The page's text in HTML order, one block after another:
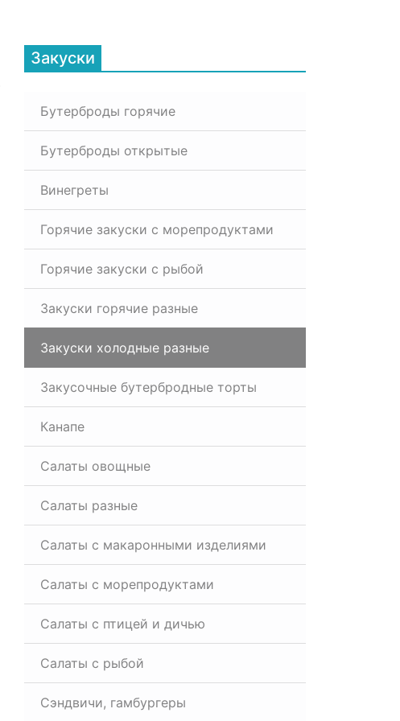
Закуски
Бутерброды горячие
Бутерброды открытые
Винегреты
Горячие закуски с морепродуктами
Горячие закуски с рыбой
Закуски горячие разные
Закуски холодные разные
Закусочные бутербродные торты
Канапе
Салаты овощные
Салаты разные
Салаты с макаронными изделиями
Салаты с морепродуктами
Салаты с птицей и дичью
Салаты с рыбой
Сэндвичи, гамбургеры